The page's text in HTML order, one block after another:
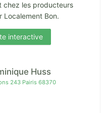
chez les producteurs
Localement Bon.
interactive
Huss
243 Pairis 68370